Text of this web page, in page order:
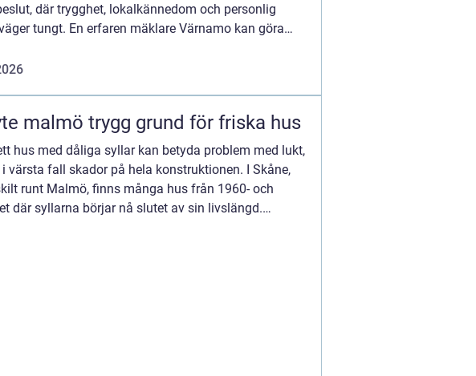
där trygghet, lokalkännedom och personlig
tungt. En erfaren mäklare Värnamo kan göra
Syllbyte malmö trygg grund för friska hus
hus med dåliga syllar kan betyda problem med lukt,
värsta fall skador på hela konstruktionen. I Skåne,
runt Malmö, finns många hus från 1960- och
där syllarna börjar nå slutet av sin livslängd.